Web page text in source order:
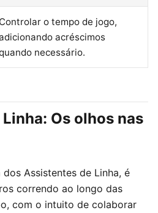
Controlar o tempo de jogo,
acréscimos
necessário.
Os olhos nas
Assistentes de Linha, é
correndo ao longo das
com o intuito de colaborar